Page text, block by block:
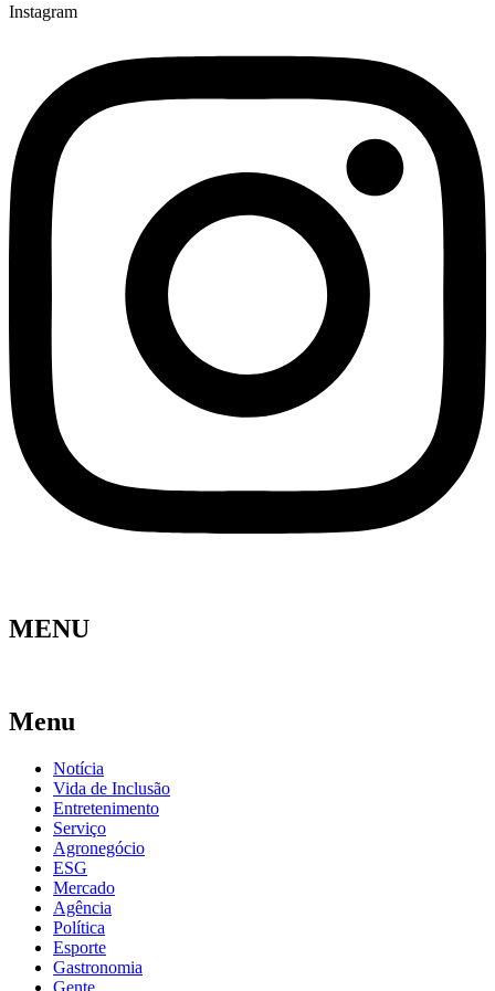
Instagram
MENU
Menu
Notícia
Vida de Inclusão
Entretenimento
Serviço
Agronegócio
ESG
Mercado
Agência
Política
Esporte
Gastronomia